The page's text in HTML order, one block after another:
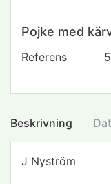
Pojke med
Referens
Beskrivning
J Nyström